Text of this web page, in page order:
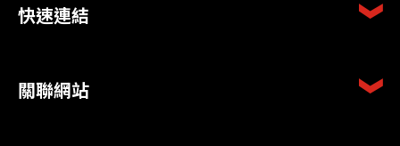
快速連結
關聯網站